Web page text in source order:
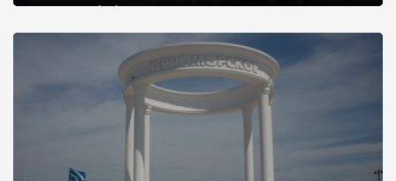
запрошую відвідати це